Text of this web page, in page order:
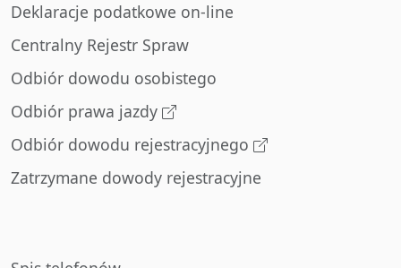
Deklaracje podatkowe on-line
Centralny Rejestr Spraw
Odbiór dowodu osobistego
Odbiór prawa jazdy
Odbiór dowodu rejestracyjnego
Zatrzymane dowody rejestracyjne